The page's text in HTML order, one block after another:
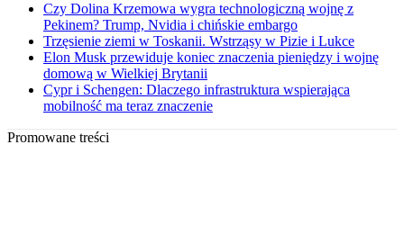
Czy Dolina Krzemowa wygra technologiczną wojnę z
Pekinem? Trump, Nvidia i chińskie embargo
Trzęsienie ziemi w Toskanii. Wstrząsy w Pizie i Lukce
Elon Musk przewiduje koniec znaczenia pieniędzy i wojnę
domową w Wielkiej Brytanii
Cypr i Schengen: Dlaczego infrastruktura wspierająca
mobilność ma teraz znaczenie
Promowane treści